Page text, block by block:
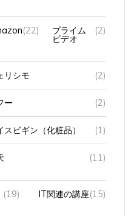
(22) プライム
ビデオ
(2)
リシモ (2)
ー (2)
スビギン（化粧品） (1)
(11)
(19) IT関連の講座(15)